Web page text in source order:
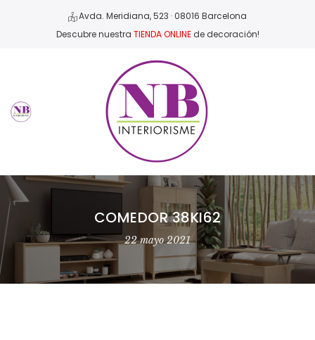
Avda. Meridiana, 523 · 08016 Barcelona
Descubre nuestra TIENDA ONLINEde decoración!
COMEDOR 38KI62
22 mayo 2021